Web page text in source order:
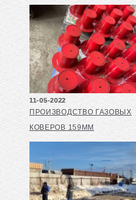
11-05-2022
ПРОИЗВОДСТВО ГАЗОВЫХ
КОВЕРОВ 159ММ